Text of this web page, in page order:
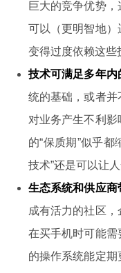
巨大的竞争优势
可以（更明智地
变得过度依赖这些
技术可满足多年内
统的基础，或者
对业务产生不利
的“保质期”似乎
技术”还是可以让
生态系统和供应
成有活力的社区
在买手机时可能
的操作系统能定